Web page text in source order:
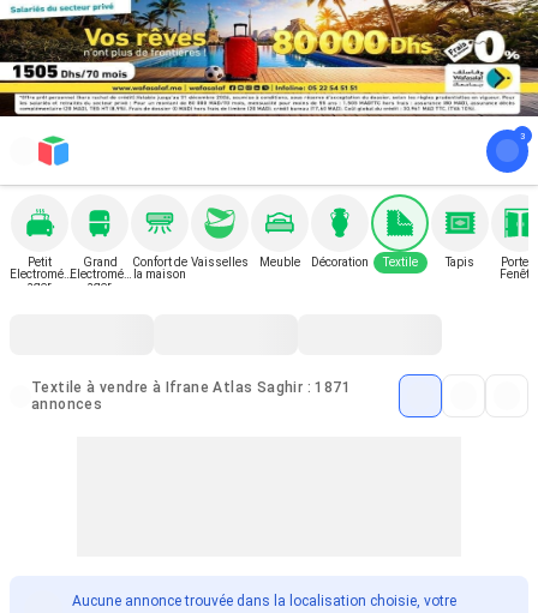
Petit
Electromén
ager
Grand
Electromén
ager
Confort de
la maison
Vaisselles Meuble Décoration Textile Tapis
Porte
Textile à vendre à Ifrane Atlas Saghir : 1871
annonces
Aucune annonce trouvée dans la localisation choisie, votre